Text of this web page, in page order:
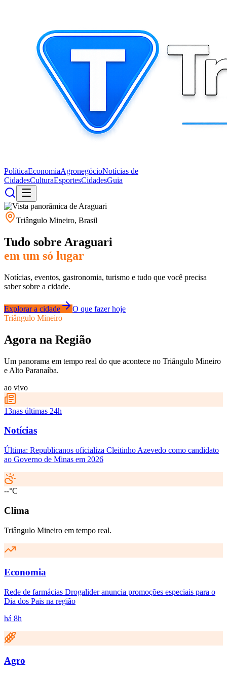
PolíticaEconomiaAgronegócioNotícias de
CidadesCulturaEsportesCidadesGuia
Triângulo Mineiro, Brasil
Tudo sobre Araguari
em um só lugar
Notícias, eventos, gastronomia, turismo e tudo que você precisa
saber sobre a cidade.
Explorar a cidade
O que fazer hoje
Triângulo Mineiro
Agora na Região
Um panorama em tempo real do que acontece no Triângulo Mineiro
e Alto Paranaíba.
ao vivo
13nas últimas 24h
Notícias
Última: Republicanos oficializa Cleitinho Azevedo como candidato
ao Governo de Minas em 2026
--°C
Clima
Triângulo Mineiro em tempo real.
Economia
Rede de farmácias Drogalider anuncia promoções especiais para o
Dia dos Pais na região
há 8h
Agro